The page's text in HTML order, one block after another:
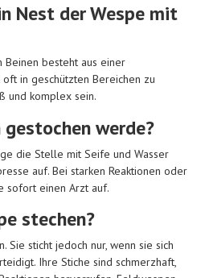
Nest der Wespe mit
Beinen besteht aus einer
in geschützten Bereichen zu
und komplex sein.
werde?
die Stelle mit Seife und Wasser
auf. Bei starken Reaktionen oder
sofort einen Arzt auf.
stechen?
Sie sticht jedoch nur, wenn sie sich
Ihre Stiche sind schmerzhaft,